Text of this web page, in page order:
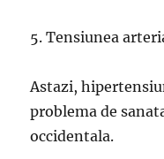
5. Tensiunea
Astazi,
problema de
occidentala.